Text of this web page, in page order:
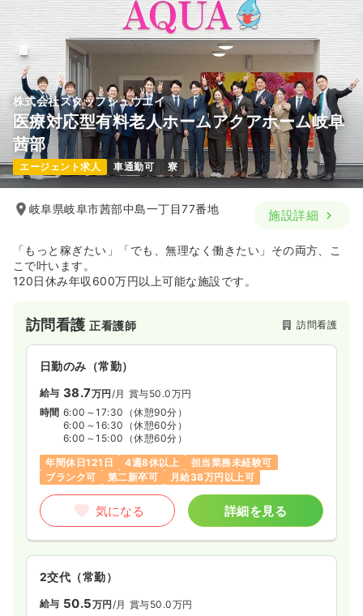
※経験10年の例
時間
8:30～17:30
4週8休以上
ブランク可
第二新卒可
月給33万円以上可
気になる 詳細を見る
日勤のみ（パート）
給与 時給1,500円
時間 8:30～17:30
株式会社スタッフシュウエイ
医療対応型有料老人ホームアクアホーム岐阜
茜部
エージェント求人 車通勤可 寮
岐阜県岐阜市茜部中島一丁目77番地 施設詳細
「もっと稼ぎたい」「でも、無理なく働きたい」その両方、こ
こで叶います。
120日休み年収600万円以上可能な施設です。
訪問看護正看護師 訪問看護
日勤のみ（常勤）
給与 38.7万円/月 賞与50.0万円
時間 6:00～17:30 （休憩90分）
6:00～16:30 （休憩60分）
6:00～15:00 （休憩60分）
年間休日121日
4週8休以上
担当業務未経験可
ブランク可
第二新卒可 月給38万円以上可
気になる 詳細を見る
2交代（常勤）
給与 50.5万円/月 賞与50.0万円